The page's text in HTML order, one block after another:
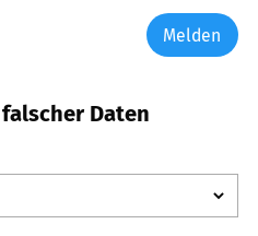
Melden
Daten